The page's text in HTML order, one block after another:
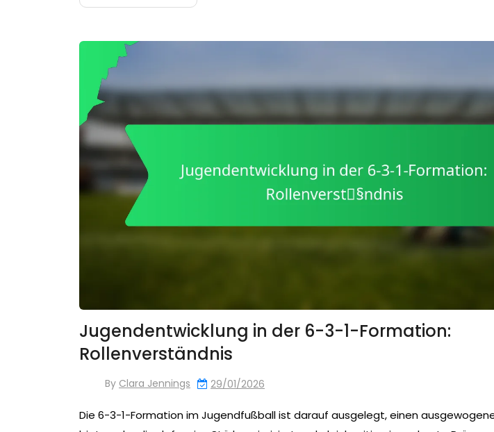
Jugendentwicklung in der 6-3-1-Formation:
Rollenverständnis
By Clara Jennings 29/01/2026
Die 6-3-1-Formation im Jugendfußball ist darauf ausgelegt, einen